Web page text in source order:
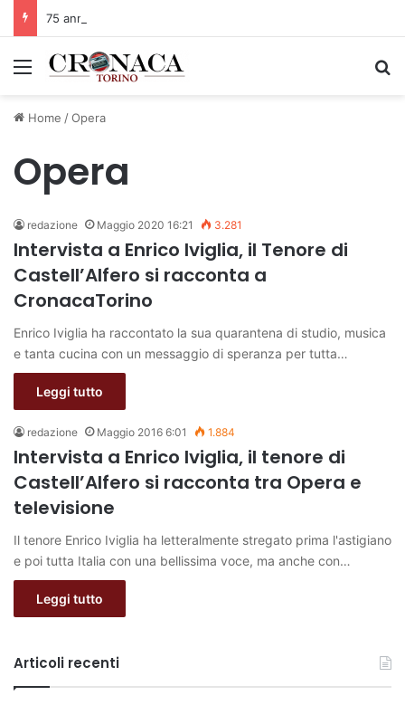
Menu
Home /Opera
Opera
redazione Maggio 2020 16:21 3.281
Intervista a Enrico Iviglia, il Tenore di
Castell’Alfero si racconta a
CronacaTorino
Enrico Iviglia ha raccontato la sua quarantena di studio, musica
e tanta cucina con un messaggio di speranza per tutta…
Leggi tutto
redazione Maggio 2016 6:01 1.884
Intervista a Enrico Iviglia, il tenore di
Castell’Alfero si racconta tra Opera e
televisione
Il tenore Enrico Iviglia ha letteralmente stregato prima l'astigiano
e poi tutta Italia con una bellissima voce, ma anche con…
Leggi tutto
Articoli recenti